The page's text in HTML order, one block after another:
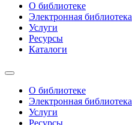
О библиотеке
Электронная библиотека
Услуги
Ресурсы
Каталоги
О библиотеке
Электронная библиотека
Услуги
Ресурсы